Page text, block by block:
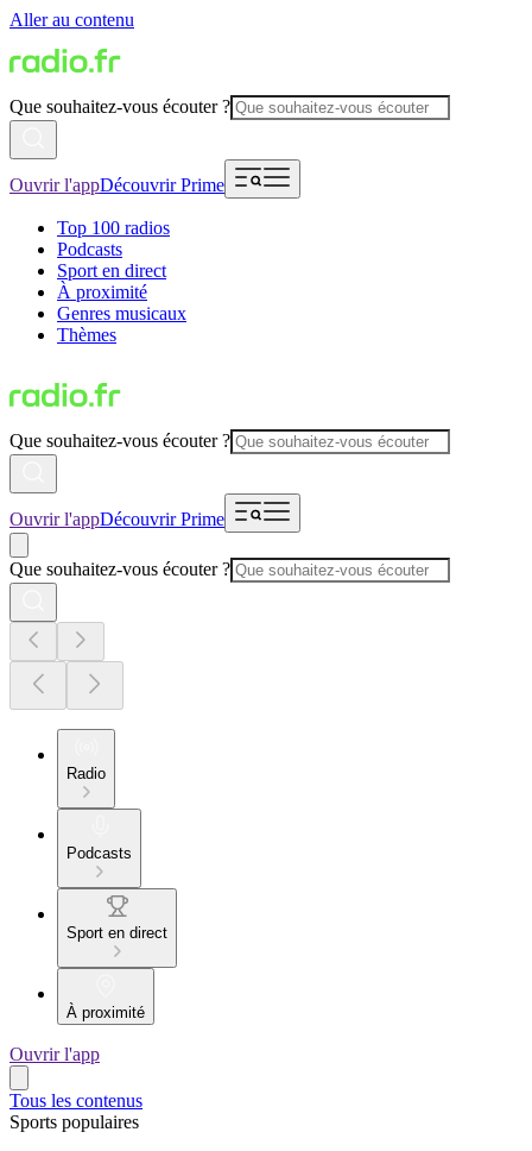
Aller au contenu
Que souhaitez-vous écouter ?
Ouvrir l'appDécouvrir Prime
Top 100 radios
Podcasts
Sport en direct
À proximité
Genres musicaux
Thèmes
Que souhaitez-vous écouter ?
Ouvrir l'appDécouvrir Prime
Que souhaitez-vous écouter ?
Radio
Podcasts
Sport en direct
À proximité
Ouvrir l'app
Tous les contenus
Sports populaires